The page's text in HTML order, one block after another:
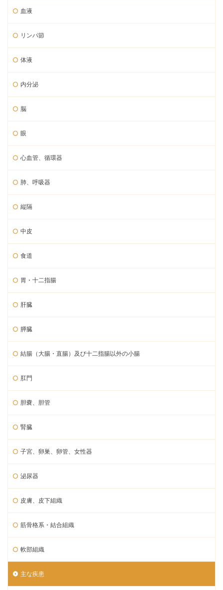
血液
リンパ節
体液
内分泌
脳
眼
心血管、循環器
肺、呼吸器
縦隔
中皮
食道
胃・十二指腸
肝臓
膵臓
結腸（大腸・直腸）及び十二指腸以外の小腸
肛門
胆嚢、胆管
腎臓
子宮、卵巣、卵管、女性器
泌尿器
皮膚、皮下組織
筋骨格系・結合組織
軟部組織
主な疾患